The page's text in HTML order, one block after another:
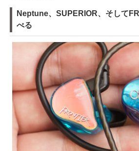
Neptune、SUPERIOR、そして
べる